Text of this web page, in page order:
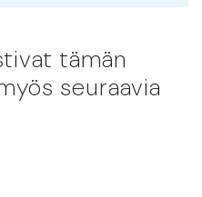
tämän
seuraavia